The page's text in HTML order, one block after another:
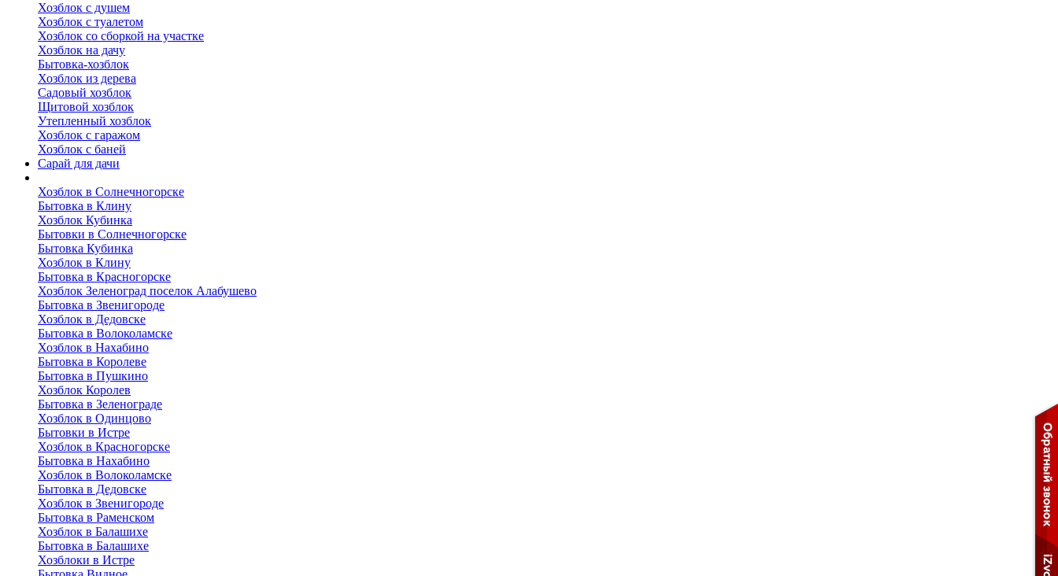
Хозблок с душем
Хозблок с туалетом
Хозблок со сборкой на участке
Хозблок на дачу
Бытовка-хозблок
Хозблок из дерева
Садовый хозблок
Щитовой хозблок
Утепленный хозблок
Хозблок с гаражом
Хозблок с баней
Сарай для дачи
Хозблок в Солнечногорске
Бытовка в Клину
Хозблок Кубинка
Бытовки в Солнечногорске
Бытовка Кубинка
Хозблок в Клину
Бытовка в Красногорске
Хозблок Зеленоград поселок Алабушево
Бытовка в Звенигороде
Хозблок в Дедовске
Бытовка в Волоколамске
Хозблок в Нахабино
Бытовка в Королеве
Бытовкa в Пушкино
Хозблок Королев
Бытовка в Зеленограде
Хозблок в Одинцово
Бытовки в Истре
Хозблок в Красногорске
Бытовка в Нахабино
Хозблок в Волоколамске
Бытовкa в Дедовске
Хозблок в Звенигороде
Бытовка в Раменском
Хозблок в Балашихе
Бытовкa в Балашихе
Хозблоки в Истре